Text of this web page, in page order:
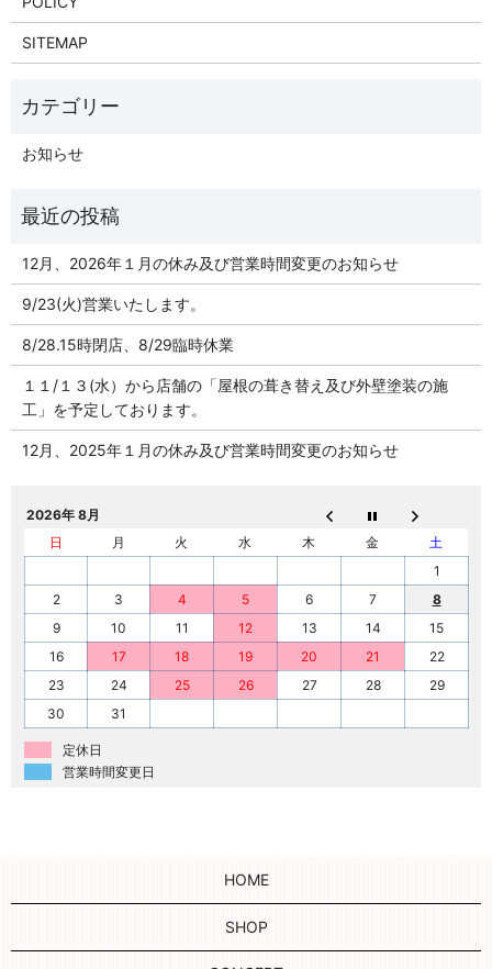
SITEMAP
お知らせ
12月、2026年１月の休み及び営業時間変更のお知らせ
9/23(火)営業いたします。
8/28.15時閉店、8/29臨時休業
１１/１３(水）から店舗の「屋根の葺き替え及び外壁塗装の施
工」を予定しております。
12月、2025年１月の休み及び営業時間変更のお知らせ
2026年 8月
日
月 火 水 木 金
土
1
2
3 4 5 6 7
8
9
10 11 12 13 14
15
16
17 18 19 20 21
22
23
24 25 26 27 28
29
30
31
定休日
営業時間変更日
HOME
SHOP